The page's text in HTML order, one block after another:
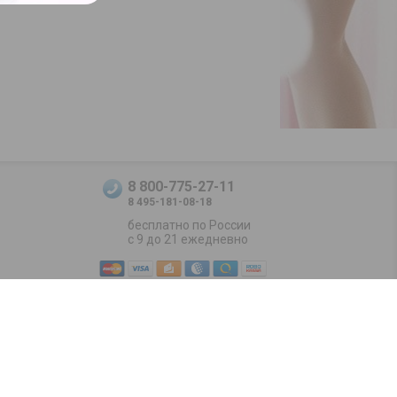
8 800-775-27-11
8 495-181-08-18
бесплатно по России
с 9 до 21 ежедневно